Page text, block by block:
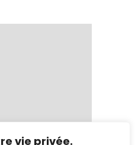
vie privée.